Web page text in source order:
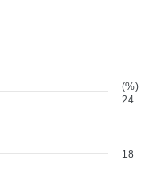
18
(%)
24